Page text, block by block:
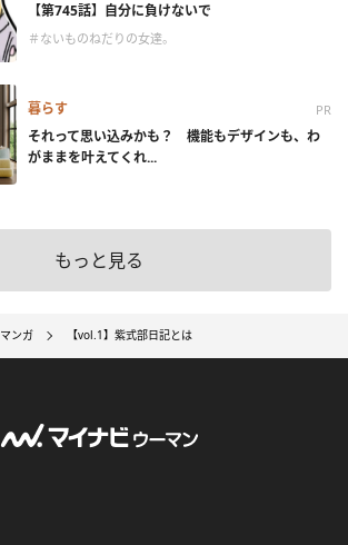
【第745話】自分に負けないで
＃ないものねだりの女達。
暮らす PR
それって思い込みかも？ 機能もデザインも、わ
がままを叶えてくれ...
もっと見る
マンガ 【vol.1】紫式部日記とは